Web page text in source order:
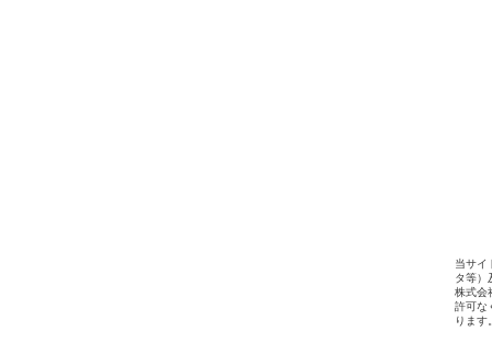
当サイ
タ等）
株式会
許可な
ります